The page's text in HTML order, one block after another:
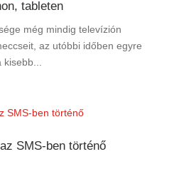
tableten
még mindig televízión
az utóbbi időben egyre
SMS-ben történő